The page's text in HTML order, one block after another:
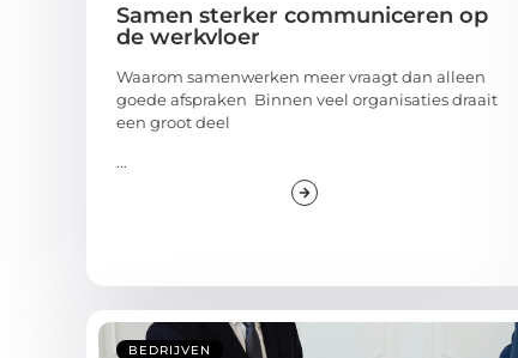
Samen sterker communiceren op
de werkvloer
Waarom samenwerken meer vraagt dan alleen
goede afspraken Binnen veel organisaties draait
een groot deel
...
BEDRIJVEN